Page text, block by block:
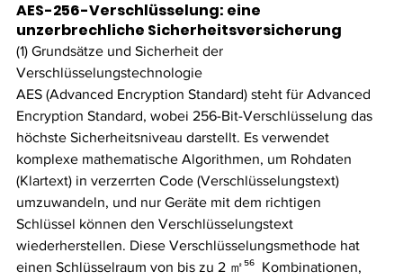
AES-256-Verschlüsselung: eine
unzerbrechliche Sicherheitsversicherung
(1) Grundsätze und Sicherheit der
Verschlüsselungstechnologie
AES (Advanced Encryption Standard) steht für Advanced
Encryption Standard, wobei 256-Bit-Verschlüsselung das
höchste Sicherheitsniveau darstellt. Es verwendet
komplexe mathematische Algorithmen, um Rohdaten
(Klartext) in verzerrten Code (Verschlüsselungstext)
umzuwandeln, und nur Geräte mit dem richtigen
Schlüssel können den Verschlüsselungstext
wiederherstellen. Diese Verschlüsselungsmethode hat
einen Schlüsselraum von bis zu 2 ㎡⁵⁶  Kombinationen,